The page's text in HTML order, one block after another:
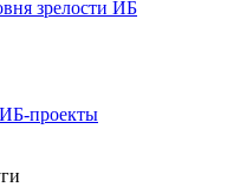
зрелости ИБ
проекты